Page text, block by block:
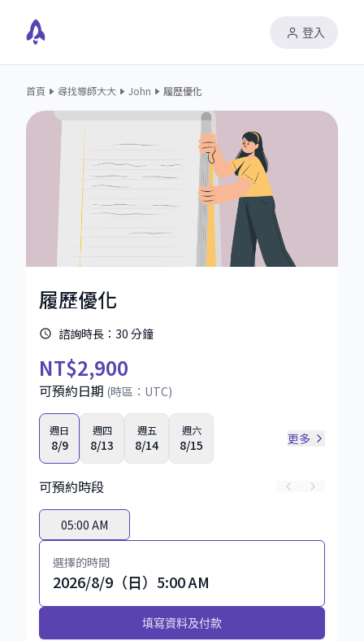
登入
首頁 尋找導師大大 John 履歷優化
履歷優化
諮詢時長： 30 分鐘
NT$2,900
可預約日期 (時區： UTC)
週日
8/9
週四
8/13
週五
8/14
週六
8/15 更多
可預約時段
05:00 AM
選擇的時間
2026/8/9（日）5:00 AM
填寫資料及付款